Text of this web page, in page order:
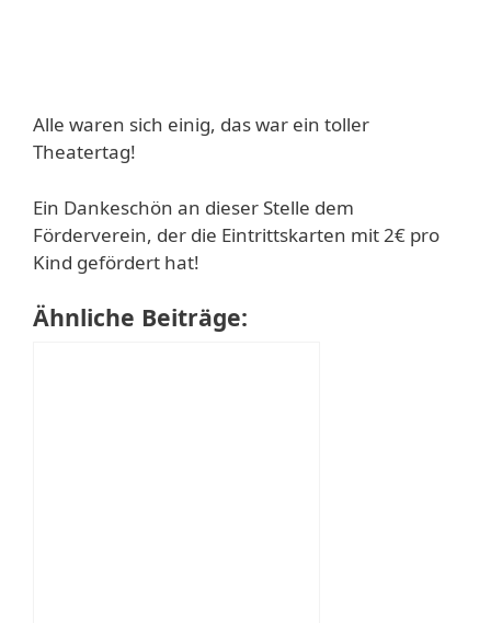
Alle waren sich einig, das war ein toller
Theatertag!
Ein Dankeschön an dieser Stelle dem
Förderverein, der die Eintrittskarten mit 2€ pro
Kind gefördert hat!
Ähnliche Beiträge: